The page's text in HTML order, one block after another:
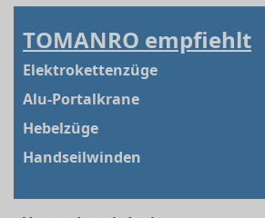
TOMANRO empfiehlt
Elektrokettenzüge
Alu-Portalkrane
Hebelzüge
Handseilwinden